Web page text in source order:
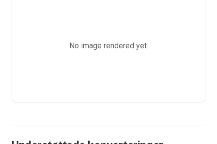
No image rendered yet.